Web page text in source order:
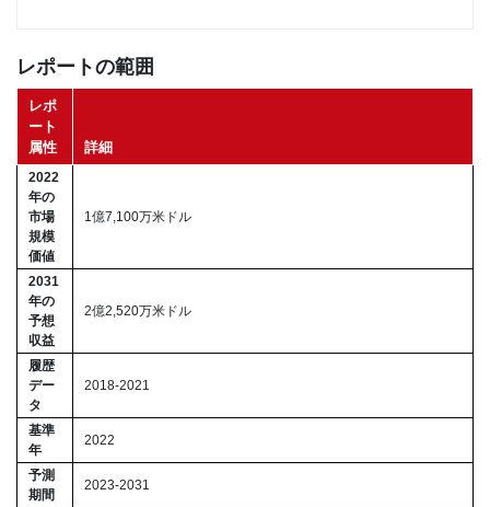
レポートの範囲
レポ
ート
属性
詳細
2022
年の
市場
規模
価値
1億7,100万米ドル
2031
年の
予想
収益
2億2,520万米ドル
履歴
デー
タ
2018-2021
基準
年
2022
予測
期間
2023-2031